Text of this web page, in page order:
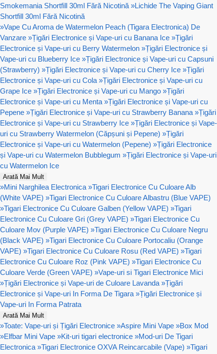
Smokemania Shortfill 30ml Fără Nicotină »Lichide The Vaping Giant
Shortfill 30ml Fără Nicotină
»Vape Cu Aroma de Watermelon Peach (Tigara Electronica) De
Vanzare »Țigări Electronice și Vape-uri cu Banana Ice »Țigări
Electronice și Vape-uri cu Berry Watermelon »Țigări Electronice și
Vape-uri cu Blueberry Ice »Țigări Electronice și Vape-uri cu Capsuni
(Strawberry) »Țigări Electronice și Vape-uri cu Cherry Ice »Țigări
Electronice și Vape-uri cu Cola »Țigări Electronice și Vape-uri cu
Grape Ice »Țigări Electronice și Vape-uri cu Mango »Țigări
Electronice și Vape-uri cu Menta »Țigări Electronice și Vape-uri cu
Pepene »Țigări Electronice și Vape-uri cu Strawberry Banana »Țigări
Electronice și Vape-uri cu Strawberry Ice »Țigări Electronice și Vape-
uri cu Strawberry Watermelon (Căpșuni și Pepene) »Țigări
Electronice și Vape-uri cu Watermelon (Pepene) »Țigări Electronice
și Vape-uri cu Watermelon Bubblegum »Țigări Electronice și Vape-uri
cu Watermelon Ice
Arată Mai Mult
»Mini Narghilea Electronica »Tigari Electronice Cu Culoare Alb
(White VAPE) »Tigari Electronice Cu Culoare Albastru (Blue VAPE)
»Tigari Electronice Cu Culoare Galben (Yellow VAPE) »Tigari
Electronice Cu Culoare Gri (Grey VAPE) »Tigari Electronice Cu
Culoare Mov (Purple VAPE) »Tigari Electronice Cu Culoare Negru
(Black VAPE) »Tigari Electronice Cu Culoare Portocaliu (Orange
VAPE) »Tigari Electronice Cu Culoare Rosu (Red VAPE) »Tigari
Electronice Cu Culoare Roz (Pink VAPE) »Tigari Electronice Cu
Culoare Verde (Green VAPE) »Vape-uri si Tigari Electronice Mici
»Țigări Electronice și Vape-uri de Culoare Lavanda »Țigări
Electronice și Vape-uri In Forma De Tigara »Țigări Electronice și
Vape-uri In Forma Patrata
Arată Mai Mult
»Toate: Vape-uri și Țigări Electronice »Aspire Mini Vape »Box Mod
»Elfbar Mini Vape »Kit-uri tigari electronice »Mod-uri De Tigari
Electronica »Tigari Electronice OXVA Reincarcabile (Vape) »Tigari